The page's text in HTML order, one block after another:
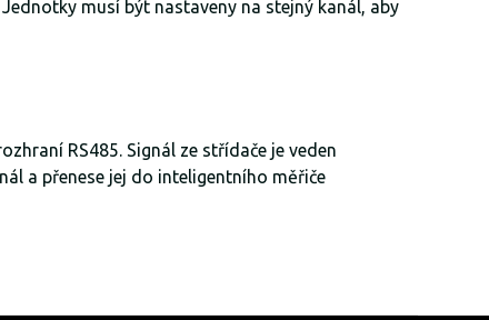
musí být nastaveny na stejný kanál, aby
RS485. Signál ze střídače je veden
a přenese jej do inteligentního měřiče